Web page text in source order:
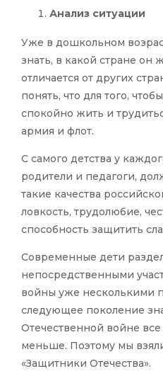
Анализ ситуации
Уже в дошкольном
знать, в какой стране он
отличается от других
понять, что для того,
спокойно жить и
армия и флот.
С самого детства у
родители и педагоги,
такие качества
ловкость, трудолюбие,
способность защитить
Современные дети
непосредственными
войны уже несколькими
следующее поколение
Отечественной войне
меньше. Поэтому мы
«Защитники Отечества».